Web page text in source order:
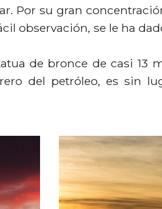
Por su gran
observación, se le ha
de bronce de casi 13
del petróleo, es sin